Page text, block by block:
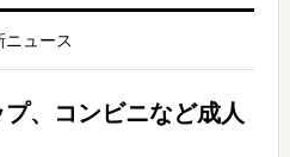
に
移
ニュース
、コンビニなど成人